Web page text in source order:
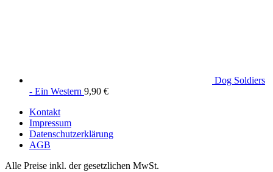
Dog Soldiers
- Ein Western 9,90 €
Kontakt
Impressum
Datenschutzerklärung
AGB
Alle Preise inkl. der gesetzlichen MwSt.